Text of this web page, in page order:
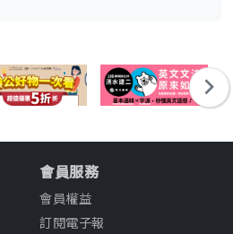
會員服務
會員權益
訂閱電子報